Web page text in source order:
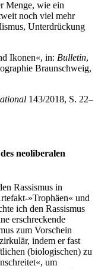
Menge, wie ein
noch viel mehr
Unterdrückung
Ikonen«, in: Bulletin,
Braunschweig,
143/2018, S. 22–
neoliberalen
Rassismus in
»Trophäen« und
ich den Rassismus
erschreckende
zum Vorschein
indem er fast
(biologischen) zu
um